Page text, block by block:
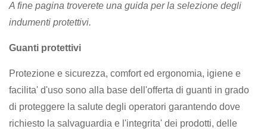
A fine pagina troverete una guida per la selezione degli
indumenti protettivi.
Guanti protettivi
Protezione e sicurezza, comfort ed ergonomia, igiene e
facilita' d'uso sono alla base dell'offerta di guanti in grado
di proteggere la salute degli operatori garantendo dove
richiesto la salvaguardia e l'integrita' dei prodotti, delle